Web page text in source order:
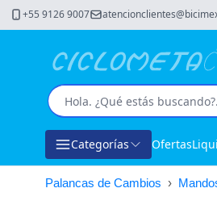
+55 9126 9007
Categorías Ofertas
Palancas de Cambios ›